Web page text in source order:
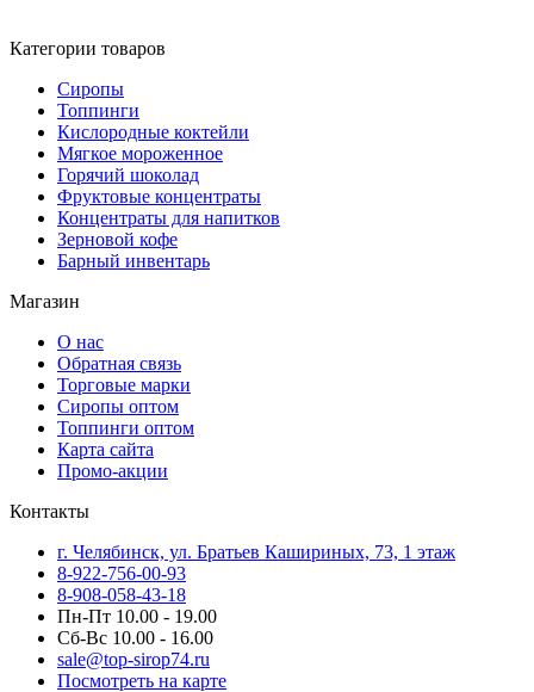
Категории товаров
Сиропы
Топпинги
Кислородные коктейли
Мягкое мороженное
Горячий шоколад
Фруктовые концентраты
Концентраты для напитков
Зерновой кофе
Барный инвентарь
Магазин
О нас
Обратная связь
Торговые марки
Сиропы оптом
Топпинги оптом
Карта сайта
Промо-акции
Контакты
г. Челябинск, ул. Братьев Кашириных, 73, 1 этаж
8-922-756-00-93
8-908-058-43-18
Пн-Пт 10.00 - 19.00
Сб-Вс 10.00 - 16.00
sale@top-sirop74.ru
Посмотреть на карте